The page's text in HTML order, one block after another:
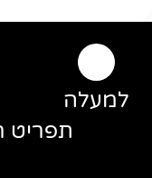
למעלה
תפריט